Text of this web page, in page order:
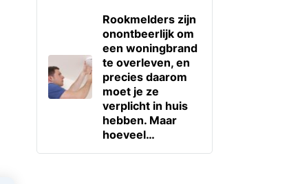
Rookmelders zijn
onontbeerlijk om
een woningbrand
te overleven, en
precies daarom
moet je ze
verplicht in huis
hebben. Maar
hoeveel…